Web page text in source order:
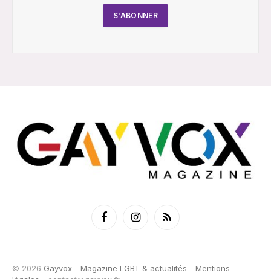
FacebookInstagramRSS
© 2026 Gayvox - Magazine LGBT & actualités - Mentions